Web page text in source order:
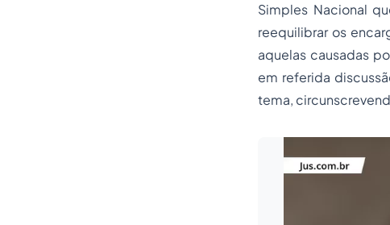
Simples Nacional
reequilibrar os
aquelas causadas
em referida
tema,